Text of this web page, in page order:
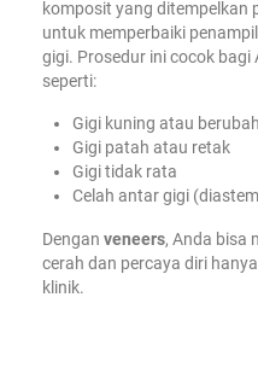
komposit yang ditempelkan
untuk memperbaiki
gigi. Prosedur ini cocok
seperti:
Gigi kuning atau
Gigi patah atau retak
Gigi tidak rata
Celah antar gigi
Dengan veneers, Anda bisa
cerah dan percaya diri
klinik.